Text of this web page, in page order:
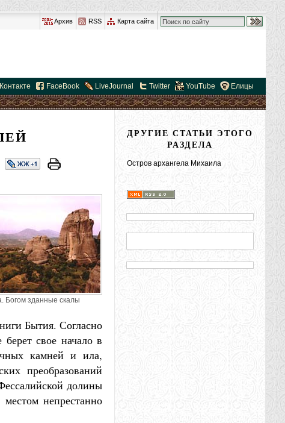
Архив RSS Карта сайта
FaceBook LiveJournal Twitter YouTube Елицы
Богом зданные скалы
Бытия. Согласно
свое начало в
камней и ила,
преобразований
долины
непрестанно
ДРУГИЕ СТАТЬИ ЭТОГО
РАЗДЕЛА
Остров архангела Михаила